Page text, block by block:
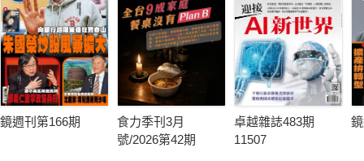
鏡週刊第166期
食力季刊3月
號/2026第42期
卓越雜誌483期
11507